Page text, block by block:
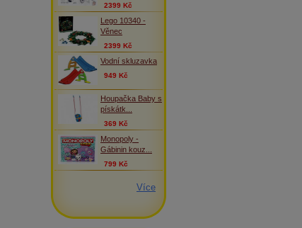
2399 Kč
Lego 10340 -
Věnec
2399 Kč
Vodní skluzavka
949 Kč
Houpačka Baby s
pískátk...
369 Kč
Monopoly -
Gábinin kouz...
799 Kč
Více